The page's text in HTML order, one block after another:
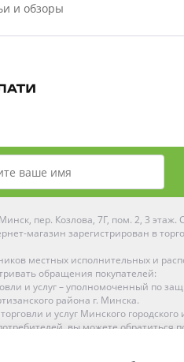
и обзоры
пер. Козлова, 7Г, пом. 2, 3
магазин зарегистрирован в
местных исполнительных и
обращения покупателей:
и услуг – уполномоченный по
района г. Минска.
и услуг Минского
вы можете обратиться